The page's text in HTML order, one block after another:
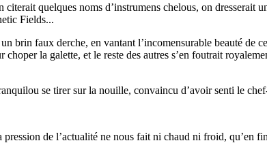
citerait quelques noms d’instrumens chelous, on dresserait
Fields...
brin faux derche, en vantant l’incomensurable beauté de
choper la galette, et le reste des autres s’en foutrait
se tirer sur la nouille, convaincu d’avoir senti le
pression de l’actualité ne nous fait ni chaud ni froid,